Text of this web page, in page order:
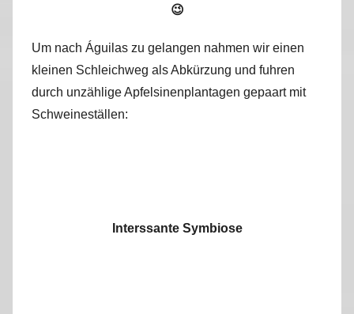
😉
Um nach Águilas zu gelangen nahmen wir einen
kleinen Schleichweg als Abkürzung und fuhren
durch unzählige Apfelsinenplantagen gepaart mit
Schweineställen:
Interssante Symbiose